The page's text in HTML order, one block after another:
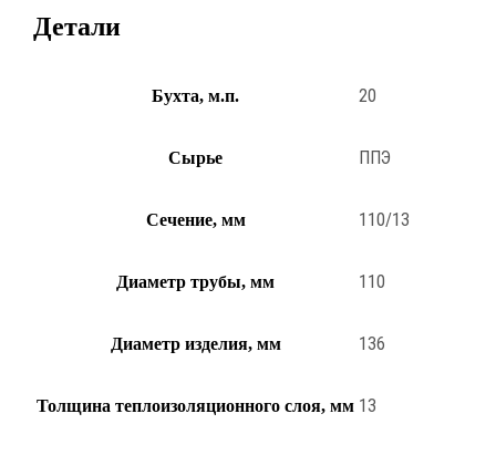
Детали
Бухта, м.п. 20
Сырье ППЭ
Сечение, мм 110/13
Диаметр трубы, мм 110
Диаметр изделия, мм 136
Толщина теплоизоляционного слоя, мм 13